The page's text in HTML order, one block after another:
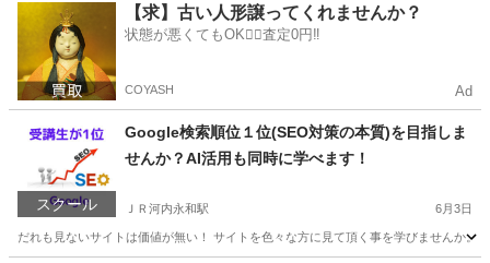
ＪＲ河内永和駅 ホームページ作成 無料
【求】古い人形譲ってくれませんか？
状態が悪くてもOK🙆‍♀️査定0円‼️
COYASH Ad
スクール
Google検索順位１位(SEO対策の本質)を目指しま
せんか？AI活用も同時に学べます！
ＪＲ河内永和駅 6月3日
だれも見ないサイトは価値が無い！ サイトを色々な方に見て頂く事を学びませんか